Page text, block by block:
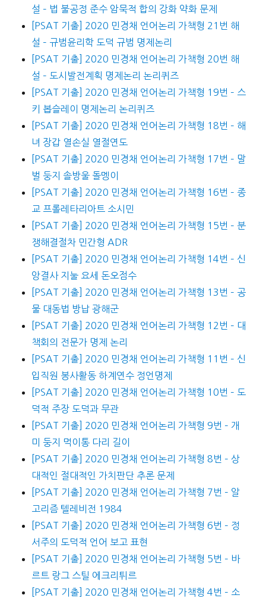
설 – 법 불공정 준수 암묵적 합의 강화 약화 문제
[PSAT 기출] 2020 민경채 언어논리 가책형 21번 해
설 – 규범윤리학 도덕 규범 명제논리
[PSAT 기출] 2020 민경채 언어논리 가책형 20번 해
설 – 도시발전계획 명제논리 논리퀴즈
[PSAT 기출] 2020 민경채 언어논리 가책형 19번 – 스
키 봅슬레이 명제논리 논리퀴즈
[PSAT 기출] 2020 민경채 언어논리 가책형 18번 – 해
녀 장갑 열손실 열절연도
[PSAT 기출] 2020 민경채 언어논리 가책형 17번 – 말
벌 둥지 솔방울 돌멩이
[PSAT 기출] 2020 민경채 언어논리 가책형 16번 – 종
교 프롤레타리아트 소시민
[PSAT 기출] 2020 민경채 언어논리 가책형 15번 – 분
쟁해결절차 민간형 ADR
[PSAT 기출] 2020 민경채 언어논리 가책형 14번 – 신
앙결사 지눌 요세 돈오점수
[PSAT 기출] 2020 민경채 언어논리 가책형 13번 – 공
물 대동법 방납 광해군
[PSAT 기출] 2020 민경채 언어논리 가책형 12번 – 대
책회의 전문가 명제 논리
[PSAT 기출] 2020 민경채 언어논리 가책형 11번 – 신
입직원 봉사활동 하계연수 정언명제
[PSAT 기출] 2020 민경채 언어논리 가책형 10번 – 도
덕적 주장 도덕과 무관
[PSAT 기출] 2020 민경채 언어논리 가책형 9번 – 개
미 둥지 먹이통 다리 길이
[PSAT 기출] 2020 민경채 언어논리 가책형 8번 – 상
대적인 절대적인 가치판단 추론 문제
[PSAT 기출] 2020 민경채 언어논리 가책형 7번 – 알
고리즘 텔레비전 1984
[PSAT 기출] 2020 민경채 언어논리 가책형 6번 – 정
서주의 도덕적 언어 보고 표현
[PSAT 기출] 2020 민경채 언어논리 가책형 5번 – 바
르트 랑그 스틸 에크리튀르
[PSAT 기출] 2020 민경채 언어논리 가책형 4번 – 소